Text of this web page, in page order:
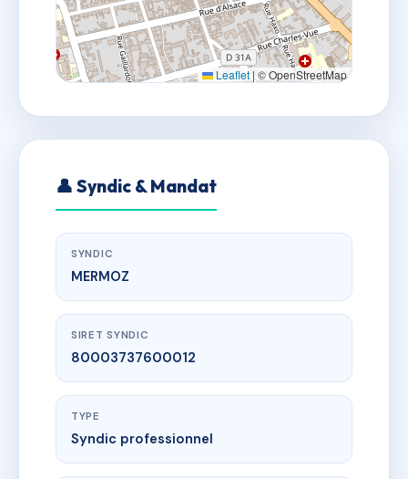
Leaflet | © OpenStreetMap
👤 Syndic & Mandat
SYNDIC
MERMOZ
SIRET SYNDIC
80003737600012
TYPE
Syndic professionnel